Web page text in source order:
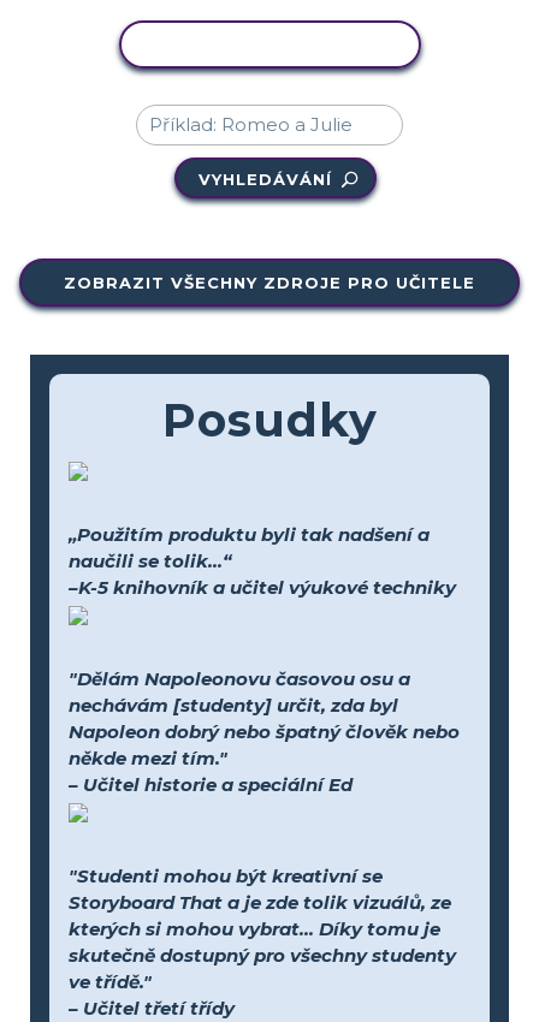
VYHLEDÁVÁNÍ
ZOBRAZIT VŠECHNY ZDROJE PRO UČITELE
Posudky
„Použitím produktu byli tak nadšení a
naučili se tolik...“
–K-5 knihovník a učitel výukové techniky
"Dělám Napoleonovu časovou osu a
nechávám [studenty] určit, zda byl
Napoleon dobrý nebo špatný člověk nebo
někde mezi tím."
– Učitel historie a speciální Ed
"Studenti mohou být kreativní se
Storyboard That a je zde tolik vizuálů, ze
kterých si mohou vybrat... Díky tomu je
skutečně dostupný pro všechny studenty
ve třídě."
– Učitel třetí třídy